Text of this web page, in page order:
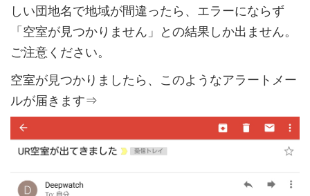
しい団地名で地域が間違ったら、エラーにならず
「空室が見つかりません」との結果しか出ません。
ご注意ください。
空室が見つかりましたら、このようなアラートメー
ルが届きます⇒